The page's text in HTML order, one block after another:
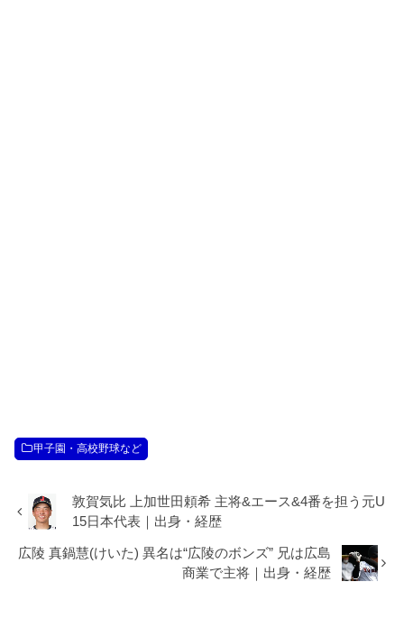
甲子園・高校野球など
敦賀気比 上加世田頼希 主将&エース&4番を担う元U
15日本代表｜出身・経歴
広陵 真鍋慧(けいた) 異名は“広陵のボンズ” 兄は広島
商業で主将｜出身・経歴